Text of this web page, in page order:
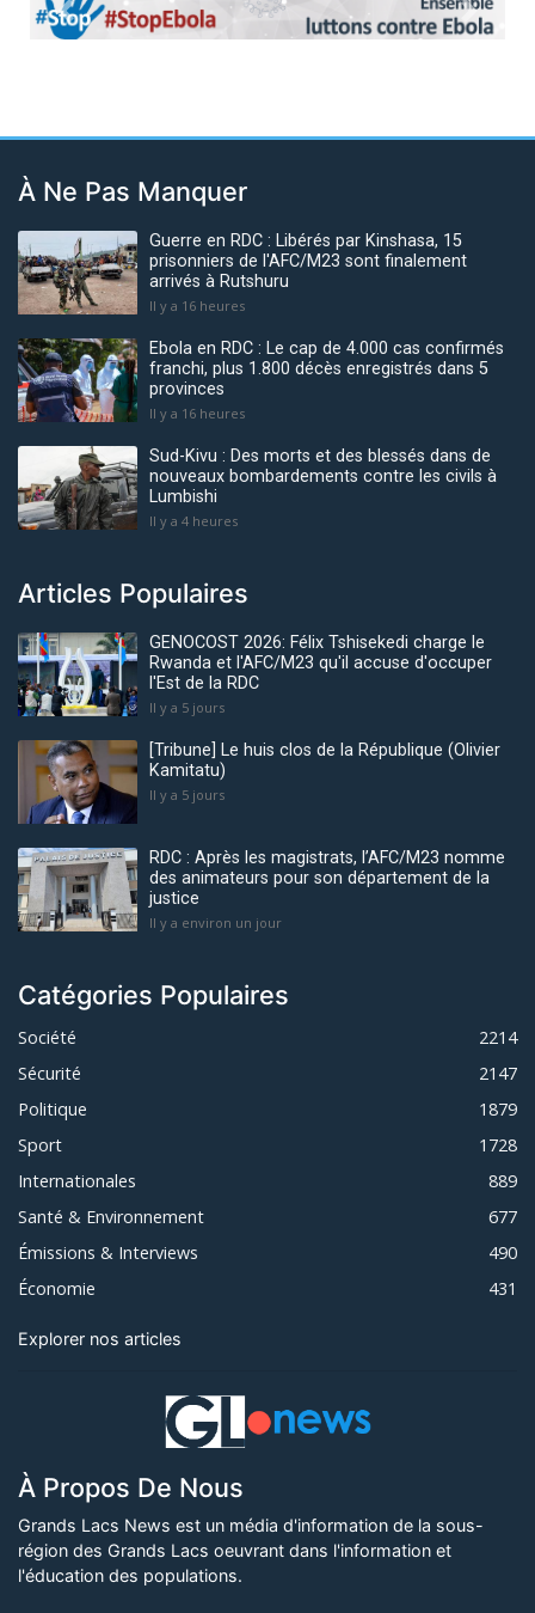
Previous Next
À Ne Pas Manquer
Guerre en RDC : Libérés par Kinshasa, 15
prisonniers de l'AFC/M23 sont finalement
arrivés à Rutshuru
Il y a 16 heures
Ebola en RDC : Le cap de 4.000 cas confirmés
franchi, plus 1.800 décès enregistrés dans 5
provinces
Il y a 16 heures
Sud-Kivu : Des morts et des blessés dans de
nouveaux bombardements contre les civils à
Lumbishi
Il y a 4 heures
Articles Populaires
GENOCOST 2026: Félix Tshisekedi charge le
Rwanda et l'AFC/M23 qu'il accuse d'occuper
l'Est de la RDC
Il y a 5 jours
[Tribune] Le huis clos de la République (Olivier
Kamitatu)
Il y a 5 jours
RDC : Après les magistrats, l’AFC/M23 nomme
des animateurs pour son département de la
justice
Il y a environ un jour
Catégories Populaires
Société
2214
Sécurité
2147
Politique
1879
Sport
1728
Internationales
889
Santé & Environnement
677
Émissions & Interviews
490
Économie
431
Explorer nos articles
À Propos De Nous
Grands Lacs News est un média d'information de la sous-
région des Grands Lacs oeuvrant dans l'information et
l'éducation des populations.